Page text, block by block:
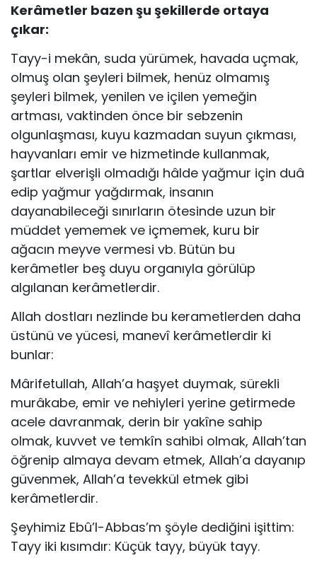
Kerâmetler bazen şu şekillerde ortaya
çıkar:
Tayy-i mekân, suda yürümek, havada uçmak,
olmuş olan şeyleri bilmek, henüz olmamış
şeyleri bilmek, yenilen ve içilen yemeğin
artması, vaktinden önce bir sebzenin
olgunlaşması, kuyu kazmadan suyun çıkması,
hayvanları emir ve hizme­tinde kullanmak,
şartlar elverişli olmadığı hâlde yağmur için duâ
edip yağmur yağdırmak, insanın
dayanabileceği sınırla­rın ötesinde uzun bir
müddet yememek ve içmemek, kuru bir
ağacın meyve vermesi vb. Bütün bu
kerâmetler beş duyu or­ganıyla görülüp
algılanan kerâmetlerdir.
Allah dostları nezlinde bu kerametlerden daha
üstü­nü ve yücesi, manevî kerâmetlerdir ki
bunlar:
Mârifetullah, Allah’a haşyet duymak, sürekli
murâkabe, emir ve nehiyleri yerine getirmede
acele davranmak, derin bir yakîne sahip
olmak, kuvvet ve temkîn sahibi olmak, Allah’tan
öğrenip almaya devam etmek, Allah’a dayanıp
güvenmek, Allah’a tevekkül etmek gibi
kerâmetlerdir.
Şeyhimiz Ebû’l-Abbas’m şöyle dediğini işittim:
Tayy iki kısımdır: Küçük tayy, büyük tayy.